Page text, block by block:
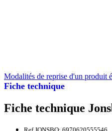
Fiche technique
Modalités de reprise d'un produit
Fiche technique